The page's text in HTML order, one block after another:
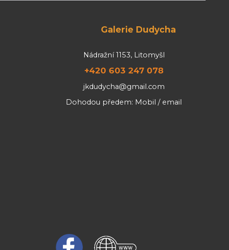
Galerie Dudycha
Nádražní 1153, Litomyšl
+420 603 247 078
jkdudycha@gmail.com
Dohodou předem: Mobil / email